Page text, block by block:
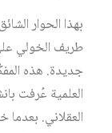
بهذا الحوار
طريف الخولي
جديدة. هذه
العلمية عُرفت
العقلاني. بعدما